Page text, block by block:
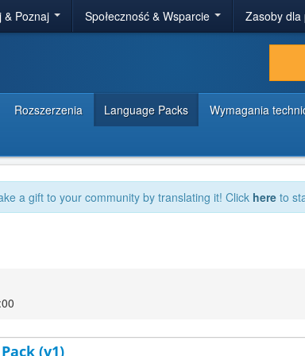
& Poznaj Społeczność & Wsparcie Zasoby dla
Rozszerzenia Language Packs Wymagania
a gift to your community by translating it! Click here to
(v1)